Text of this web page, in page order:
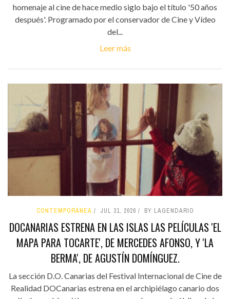
homenaje al cine de hace medio siglo bajo el título '50 años
después'. Programado por el conservador de Cine y Vídeo
del...
Leer más
CONTEMPORÁNEA JUL 31, 2026 BY LAGENDARIO
DOCANARIAS ESTRENA EN LAS ISLAS LAS PELÍCULAS 'EL
MAPA PARA TOCARTE', DE MERCEDES AFONSO, Y 'LA
BERMA', DE AGUSTÍN DOMÍNGUEZ.
La sección D.O. Canarias del Festival Internacional de Cine de
Realidad DOCanarias estrena en el archipiélago canario dos